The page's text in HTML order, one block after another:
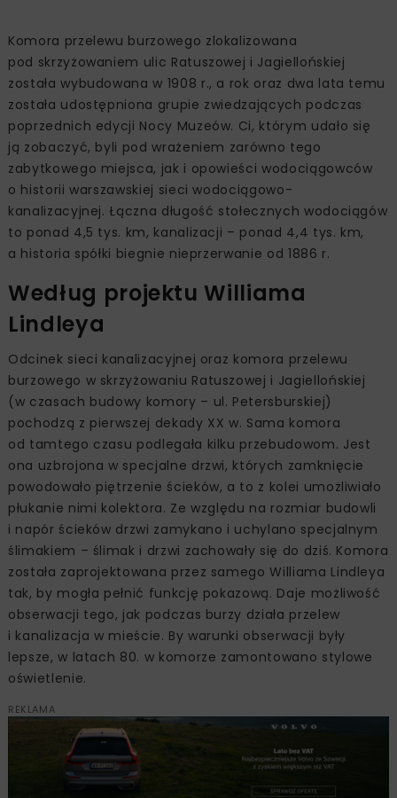
Komora przelewu burzowego zlokalizowana
pod skrzyżowaniem ulic Ratuszowej i Jagiellońskiej
została wybudowana w 1908 r., a rok oraz dwa lata temu
została udostępniona grupie zwiedzających podczas
poprzednich edycji Nocy Muzeów. Ci, którym udało się
ją zobaczyć, byli pod wrażeniem zarówno tego
zabytkowego miejsca, jak i opowieści wodociągowców
o historii warszawskiej sieci wodociągowo-
kanalizacyjnej. Łączna długość stołecznych wodociągów
to ponad 4,5 tys. km, kanalizacji – ponad 4,4 tys. km,
a historia spółki biegnie nieprzerwanie od 1886 r.
Według projektu Williama
Lindleya
Odcinek sieci kanalizacyjnej oraz komora przelewu
burzowego w skrzyżowaniu Ratuszowej i Jagiellońskiej
(w czasach budowy komory – ul. Petersburskiej)
pochodzą z pierwszej dekady XX w. Sama komora
od tamtego czasu podlegała kilku przebudowom. Jest
ona uzbrojona w specjalne drzwi, których zamknięcie
powodowało piętrzenie ścieków, a to z kolei umożliwiało
płukanie nimi kolektora. Ze względu na rozmiar budowli
i napór ścieków drzwi zamykano i uchylano specjalnym
ślimakiem – ślimak i drzwi zachowały się do dziś. Komora
została zaprojektowana przez samego Williama Lindleya
tak, by mogła pełnić funkcję pokazową. Daje możliwość
obserwacji tego, jak podczas burzy działa przelew
i kanalizacja w mieście. By warunki obserwacji były
lepsze, w latach 80. w komorze zamontowano stylowe
oświetlenie.
REKLAMA